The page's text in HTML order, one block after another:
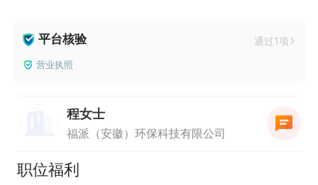
平台核验 通过1项
营业执照
程女士
福派（安徽）环保科技有限公司
职位福利